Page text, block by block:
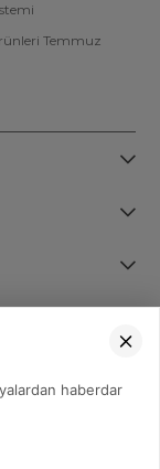
Temmuz
haberdar